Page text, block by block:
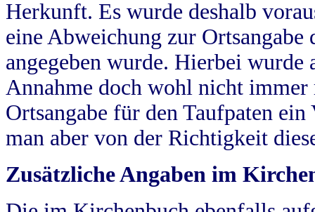
Herkunft. Es wurde deshalb
eine Abweichung zur
angegeben wurde. Hierbei wurde
Annahme doch wohl nicht
Ortsangabe für den Taufpaten
man aber von der Richtigkeit
Zusätzliche Angaben im